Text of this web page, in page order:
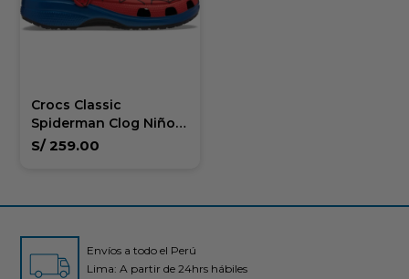
Crocs Classic
Spiderman Clog Niños
más de 5 años
S/ 259.00
Envíos a todo el Perú
Lima: A partir de 24hrs hábiles